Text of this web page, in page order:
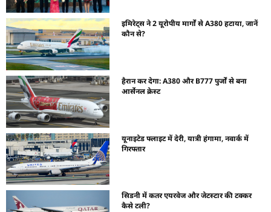
इमिरेट्स ने 2 यूरोपीय मार्गों से A380 हटाया, जानें
कौन से?
हैरान कर देगा: A380 और B777 पुर्जों से बना
आर्सेनल क्रेस्ट
यूनाइटेड फ्लाइट में देरी, यात्री हंगामा, नवार्क में
गिरफ्तार
सिडनी में कतर एयरवेज और जेटस्टार की टक्कर
कैसे टली?